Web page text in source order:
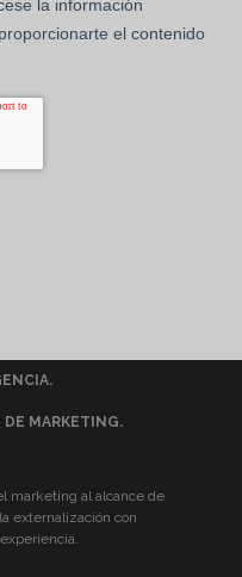
DE MARKETING.
marketing al alcance de
externalización con